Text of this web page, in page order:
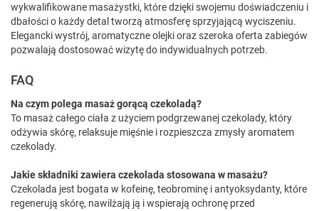
wykwalifikowane masażystki, które dzięki swojemu doświadczeniu i
dbałości o każdy detal tworzą atmosferę sprzyjającą wyciszeniu.
Elegancki wystrój, aromatyczne olejki oraz szeroka oferta zabiegów
pozwalają dostosować wizytę do indywidualnych potrzeb.
FAQ
Na czym polega masaż gorącą czekoladą?
To masaż całego ciała z użyciem podgrzewanej czekolady, który
odżywia skórę, relaksuje mięśnie i rozpieszcza zmysły aromatem
czekolady.
Jakie składniki zawiera czekolada stosowana w masażu?
Czekolada jest bogata w kofeinę, teobrominę i antyoksydanty, które
regenerują skórę, nawilżają ją i wspierają ochronę przed